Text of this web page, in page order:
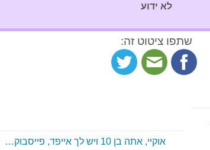
לא ידוע
שתפו ציטוט זה:
אוקיי, אתה בן 10 ויש לך אייפד, פייסבוק…